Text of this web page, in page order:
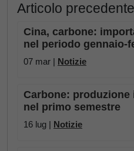
Articolo precedente
Cina, carbone:
nel periodo gennaio-
07 mar | Notizie
Carbone:
nel primo semestre
16 lug | Notizie